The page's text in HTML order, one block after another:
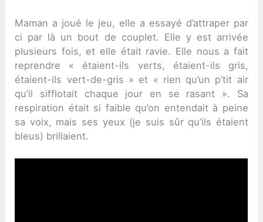
Maman a joué le jeu, elle a essayé d’attraper par
ci par là un bout de couplet. Elle y est arrivée
plusieurs fois, et elle était ravie. Elle nous a fait
reprendre « étaient-ils verts, étaient-ils gris,
étaient-ils vert-de-gris » et « rien qu’un p’tit air
qu’il sifflotait chaque jour en se rasant ». Sa
respiration était si faible qu’on entendait à peine
sa voix, mais ses yeux (je suis sûr qu’ils étaient
bleus) brillaient.